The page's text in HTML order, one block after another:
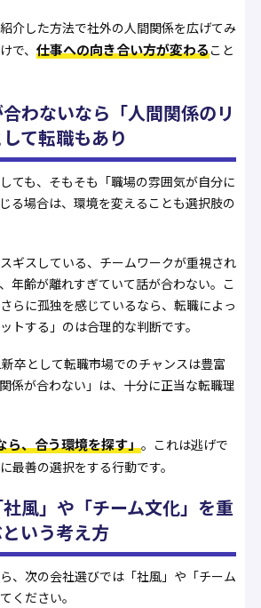
介した方法で社外の人間関係を広げてみ
で、 仕事への向き合い方が変わること
わないなら「人間関係のリ
て転職もあり
ても、そもそも「職場の雰囲気が自分に
る場合は、環境を変えることも選択肢の
ギスしている、チームワークが重視され
年齢が離れすぎていて話が合わない。こ
らに孤独を感じているなら、転職によっ
トする」のは合理的な判断です。
卒として転職市場でのチャンスは豊富
係が合わない」は、十分に正当な転職理
ら、合う環境を探す」。これは逃げで
最善の選択をする行動です。
風」や「チーム文化」を重
いう考え方
、次の会社選びでは「社風」や「チーム
ください。